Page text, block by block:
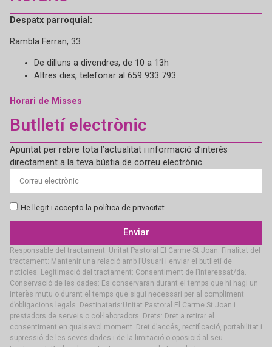
Despatx parroquial:
Rambla Ferran, 33
De dilluns a divendres, de 10 a 13h
Altres dies, telefonar al 659 933 793
Horari de Misses
Butlletí electrònic
Apuntat per rebre tota l’actualitat i informació d’interès
directament a la teva bústia de correu electrònic
He llegit i accepto la política de privacitat
Enviar
Responsable del tractament: Unitat Pastoral El Carme St Joan. Finalitat del
tractament: Mantenir una relació amb l’Usuari i enviar el butlletí de
notícies. Legitimació del tractament: Consentiment de l’interessat/da.
Conservació de les dades: Es conservaran durant el temps que hi hagi un
interès mutu o durant el temps que sigui necessari per al compliment
d’obligacions legals. Destinataris:Unitat Pastoral El Carme St Joan i
prestadors de serveis o col·laboradors. Drets: Dret a retirar el
consentiment en qualsevol moment. Dret d’accés, rectificació, portabilitat i
supressió de les seves dades i de la limitació o oposició al seu